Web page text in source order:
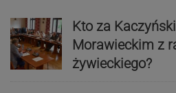
Kto za
Morawieckim z
żywieckiego?